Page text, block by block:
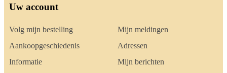
Uw account
Volg mijn bestelling
Aankoopgeschiedenis
Informatie
Mijn meldingen
Adressen
Mijn berichten